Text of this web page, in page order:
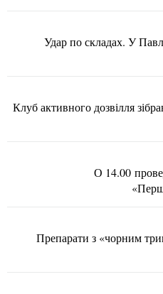
Удар по складах. У
Клуб активного дозвілля
О 14.00
Препарати з «чорним